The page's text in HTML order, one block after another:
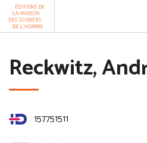
Aller au contenu
Reckwitz,
157751511
Panneau de gestion des cookies